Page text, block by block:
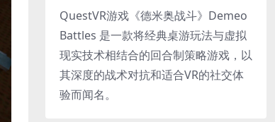
QuestVR游戏《德米奥战斗》Demeo
Battles 是一款将经典桌游玩法与虚拟
现实技术相结合的回合制策略游戏，以
其深度的战术对抗和适合VR的社交体
验而闻名。